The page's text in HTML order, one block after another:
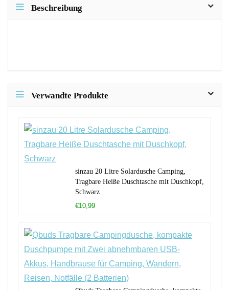
Beschreibung
Verwandte Produkte
sinzau 20 Litre Solardusche Camping,
Tragbare Heiße Duschtasche mit Duschkopf,
Schwarz
€10,99